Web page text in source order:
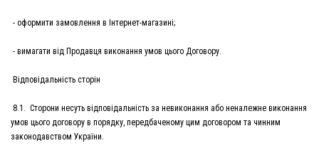
- оформити замовлення в Інтернет-магазині;
- вимагати від Продавця виконання умов цього Договору.
Відповідальність сторін
8.1. Сторони несуть відповідальність за невиконання або неналежне виконання
умов цього договору в порядку, передбаченому цим договором та чинним
законодавством України.